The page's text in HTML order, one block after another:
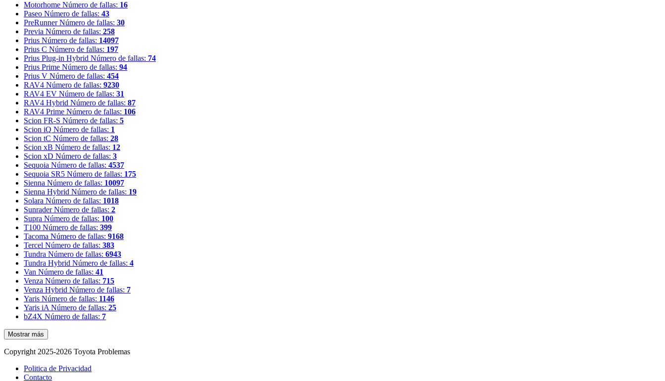
Motorhome Número de fallas: 16
Paseo Número de fallas: 43
PreRunner Número de fallas: 30
Previa Número de fallas: 258
Prius Número de fallas: 14097
Prius C Número de fallas: 197
Prius Plug-in Hybrid Número de fallas: 74
Prius Prime Número de fallas: 94
Prius V Número de fallas: 454
RAV4 Número de fallas: 9230
RAV4 EV Número de fallas: 31
RAV4 Hybrid Número de fallas: 87
RAV4 Prime Número de fallas: 106
Scion FR-S Número de fallas: 5
Scion iQ Número de fallas: 1
Scion tC Número de fallas: 28
Scion xB Número de fallas: 12
Scion xD Número de fallas: 3
Sequoia Número de fallas: 4537
Sequoia SR5 Número de fallas: 175
Sienna Número de fallas: 10097
Sienna Hybrid Número de fallas: 19
Solara Número de fallas: 1018
Sunrader Número de fallas: 2
Supra Número de fallas: 100
T100 Número de fallas: 399
Tacoma Número de fallas: 9168
Tercel Número de fallas: 383
Tundra Número de fallas: 6943
Tundra Hybrid Número de fallas: 4
Van Número de fallas: 41
Venza Número de fallas: 715
Venza Hybrid Número de fallas: 7
Yaris Número de fallas: 1146
Yaris iA Número de fallas: 25
bZ4X Número de fallas: 7
Mostrar más
Copyright 2025-2026 Toyota Problemas
Politica de Privacidad
Contacto